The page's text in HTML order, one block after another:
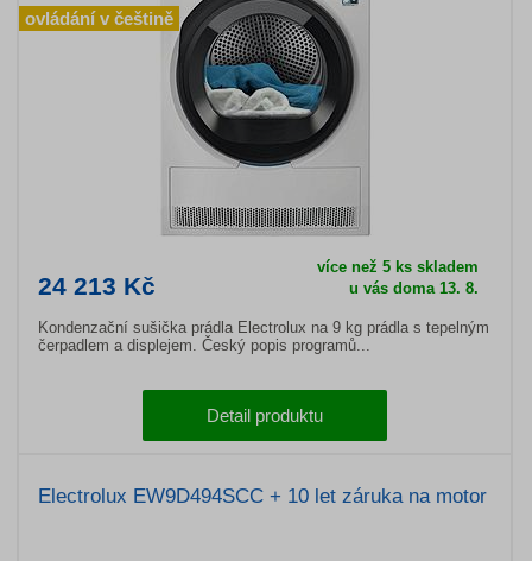
24 213 Kč
více než 5 ks skladem
u vás doma 13. 8.
Kondenzační sušička prádla Electrolux na 9 kg prádla s tepelným
čerpadlem a displejem. Český popis programů...
Detail produktu
ovládání v češtině
Electrolux EW9D494SCC + 10 let záruka na motor